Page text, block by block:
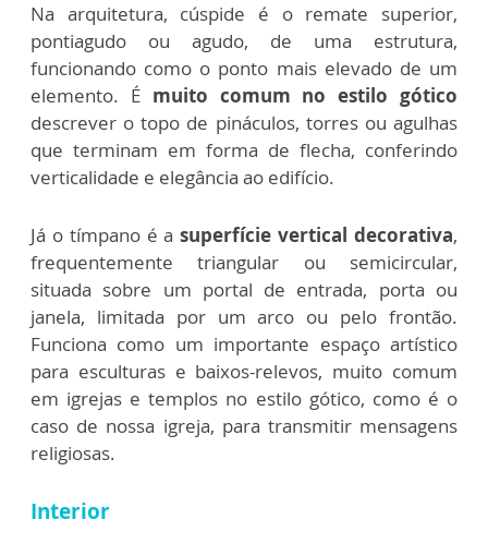
Na arquitetura, cúspide é o remate superior,
pontiagudo ou agudo, de uma estrutura,
funcionando como o ponto mais elevado de um
elemento. É muito comum no estilo gótico
descrever o topo de pináculos, torres ou agulhas
que terminam em forma de flecha, conferindo
verticalidade e elegância ao edifício.
Já o tímpano é a superfície vertical decorativa,
frequentemente triangular ou semicircular,
situada sobre um portal de entrada, porta ou
janela, limitada por um arco ou pelo frontão.
Funciona como um importante espaço artístico
para esculturas e baixos-relevos, muito comum
em igrejas e templos no estilo gótico, como é o
caso de nossa igreja, para transmitir mensagens
religiosas.
Interior